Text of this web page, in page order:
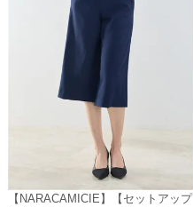
【NARACAMICIE】【セットアップ